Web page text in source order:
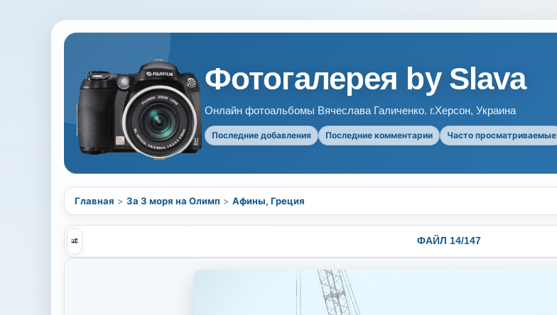
Фотогалерея by Slava
Онлайн фотоальбомы Вячеслава Галиченко. г.Херсон, Украина
Последние добавления Последние комментарии Часто просматриваемые
Главная > За 3 моря на Олимп > Афины, Греция
ФАЙЛ 14/147